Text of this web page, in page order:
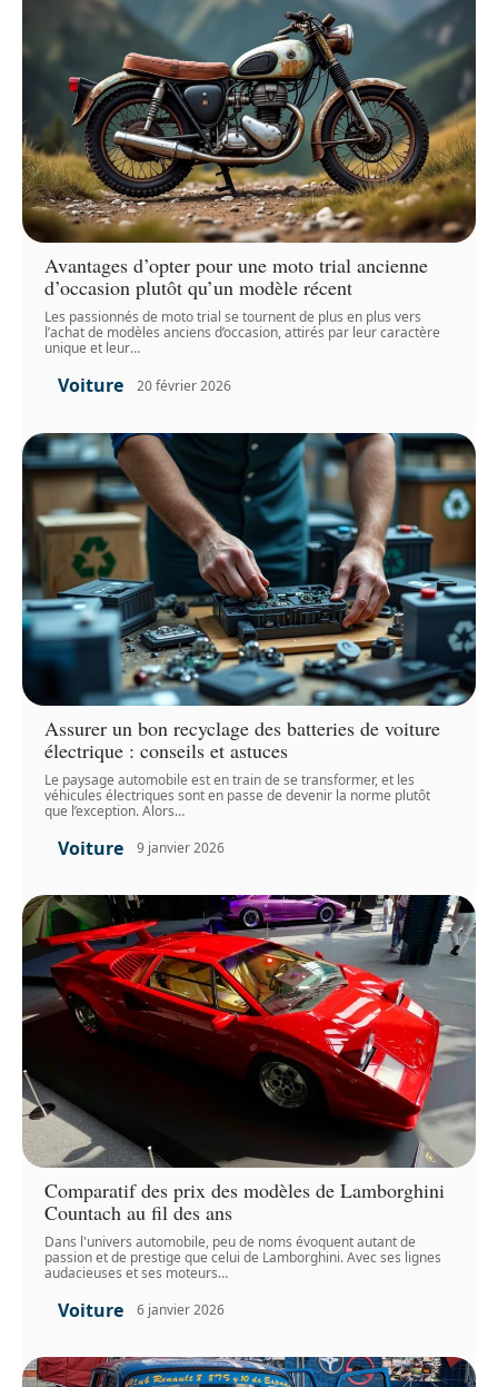
Avantages d’opter pour une moto trial ancienne
d’occasion plutôt qu’un modèle récent
Les passionnés de moto trial se tournent de plus en plus vers
l’achat de modèles anciens d’occasion, attirés par leur caractère
unique et leur…
Voiture 20 février 2026
Assurer un bon recyclage des batteries de voiture
électrique : conseils et astuces
Le paysage automobile est en train de se transformer, et les
véhicules électriques sont en passe de devenir la norme plutôt
que l’exception. Alors…
Voiture 9 janvier 2026
Comparatif des prix des modèles de Lamborghini
Countach au fil des ans
Dans l'univers automobile, peu de noms évoquent autant de
passion et de prestige que celui de Lamborghini. Avec ses lignes
audacieuses et ses moteurs…
Voiture 6 janvier 2026